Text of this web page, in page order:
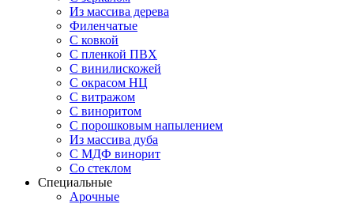
Из массива дерева
Филенчатые
С ковкой
С пленкой ПВХ
С винилискожей
С окрасом НЦ
С витражом
С виноритом
С порошковым напылением
Из массива дуба
С МДФ винорит
Со стеклом
Специальные
Арочные